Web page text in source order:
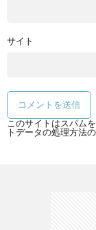
サイト
このサイトはスパム
トデータの処理方法